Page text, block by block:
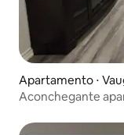
Apartamento ⋅
Aconchegante